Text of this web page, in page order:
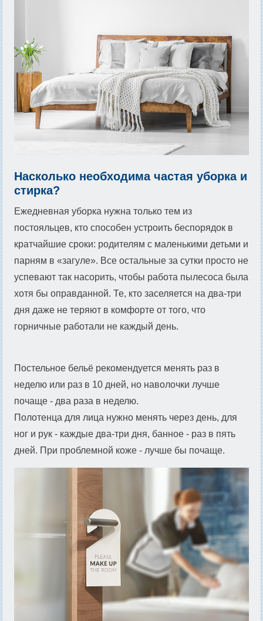
Насколько необходима частая уборка и
стирка?
Ежедневная уборка нужна только тем из
постояльцев, кто способен устроить беспорядок в
кратчайшие сроки: родителям с маленькими детьми и
парням в «загуле». Все остальные за сутки просто не
успевают так насорить, чтобы работа пылесоса была
хотя бы оправданной. Те, кто заселяется на два-три
дня даже не теряют в комфорте от того, что
горничные работали не каждый день.
Постельное бельё рекомендуется менять раз в
неделю или раз в 10 дней, но наволочки лучше
почаще - два раза в неделю.
Полотенца для лица нужно менять через день, для
ног и рук - каждые два-три дня, банное - раз в пять
дней. При проблемной коже - лучше бы почаще.